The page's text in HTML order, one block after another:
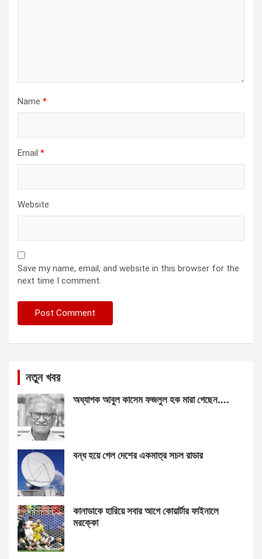
Name *
Email *
Website
Save my name, email, and website in this browser for the
next time I comment.
নতুন খবর
অধ্যাপক আবুল কাসেম ফজলুল হক মারা গেছেন….
বন্ধ হয়ে গেল দেশের একমাত্র সচল রাডার
কানাডাকে হারিয়ে সবার আগে কোয়ার্টার ফাইনালে
মরক্কো